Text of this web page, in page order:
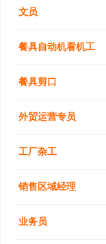
文员
餐具自动机看机工
餐具剪口
外贸运营专员
工厂杂工
销售区域经理
业务员